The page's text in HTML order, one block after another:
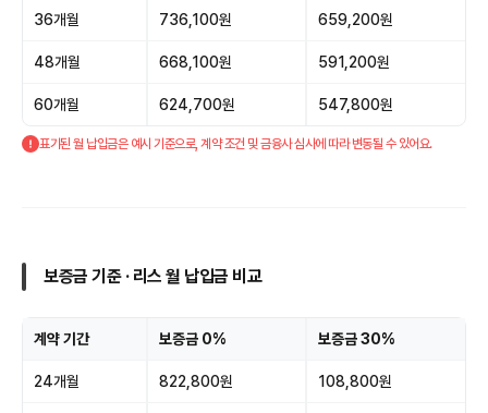
36개월 736,100원 659,200원
48개월 668,100원 591,200원
60개월 624,700원 547,800원
표기된 월 납입금은 예시 기준으로, 계약 조건 및 금융사 심사에 따라 변동될 수 있어요.
보증금 기준 · 리스 월 납입금 비교
계약 기간 보증금 0% 보증금 30%
24개월 822,800원 108,800원